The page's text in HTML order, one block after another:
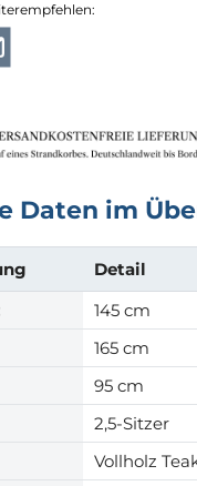
Daten im
Detail
145 cm
165 cm
95 cm
2,5-Sitzer
Vollholz